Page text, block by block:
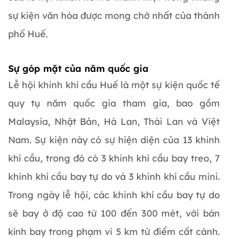
sự kiện văn hóa được mong chờ nhất của thành
phố Huế.
Sự góp mặt của năm quốc gia
Lễ hội khinh khí cầu Huế là một sự kiện quốc tế
quy tụ năm quốc gia tham gia, bao gồm
Malaysia, Nhật Bản, Hà Lan, Thái Lan và Việt
Nam. Sự kiện này có sự hiện diện của 13 khinh
khí cầu, trong đó có 3 khinh khí cầu bay treo, 7
khinh khí cầu bay tự do và 3 khinh khí cầu mini.
Trong ngày lễ hội, các khinh khí cầu bay tự do
sẽ bay ở độ cao từ 100 đến 300 mét, với bán
kính bay trong phạm vi 5 km từ điểm cất cánh.